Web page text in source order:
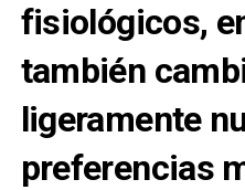
fisiológicos,
también
ligeramente
preferencias